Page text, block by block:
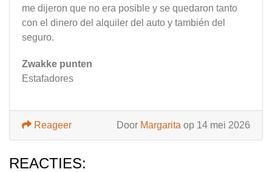
me dijeron que no era posible y se quedaron tanto
con el dinero del alquiler del auto y también del
seguro.
Zwakke punten
Estafadores
Door Margarita op 14 mei 2026
Reageer
REACTIES: